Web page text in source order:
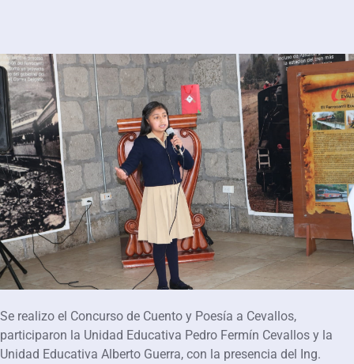
Se realizo el Concurso de Cuento y Poesía a Cevallos,
participaron la Unidad Educativa Pedro Fermín Cevallos y la
Unidad Educativa Alberto Guerra, con la presencia del Ing.